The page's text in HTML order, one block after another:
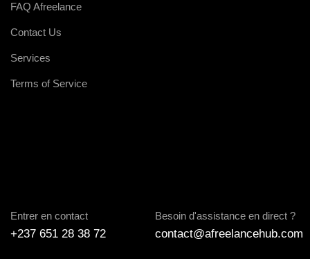
FAQ Afreelance
Contact Us
Services
Terms of Service
Entrer en contact
+237 651 28 38 72
Besoin d'assistance en direct ?
contact@afreelancehub.com